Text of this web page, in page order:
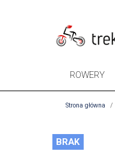
ROWERY
Strona główna
BRAK